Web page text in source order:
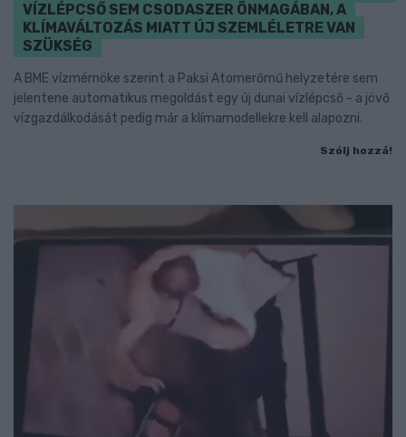
VÍZLÉPCSŐ SEM CSODASZER ÖNMAGÁBAN, A
KLÍMAVÁLTOZÁS MIATT ÚJ SZEMLÉLETRE VAN
SZÜKSÉG
A BME vízmérnöke szerint a Paksi Atomerőmű helyzetére sem
jelentene automatikus megoldást egy új dunai vízlépcső - a jövő
vízgazdálkodását pedig már a klímamodellekre kell alapozni.
Szólj hozzá!